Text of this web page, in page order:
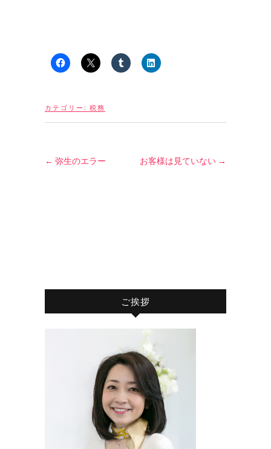
カテゴリー: 税務
← 弥生のエラー お客様は見ていない →
ご挨拶